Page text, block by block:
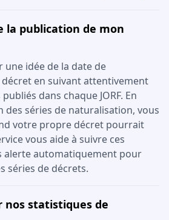
la publication de mon
une idée de la date de
en suivant attentivement
dans chaque JORF. En
des séries de naturalisation, vous
votre propre décret pourrait
vous aide à suivre ces
alerte automatiquement pour
séries de décrets.
nos statistiques de